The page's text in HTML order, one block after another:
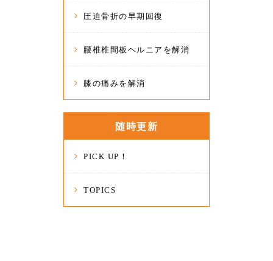
圧迫骨折の早期回復
腰椎椎間板ヘルニアを解消
膝の痛みを解消
随時更新
PICK UP！
TOPICS